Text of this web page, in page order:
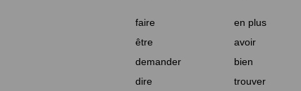
faire en plus
être
avoir
demander
bien
dire
trouver